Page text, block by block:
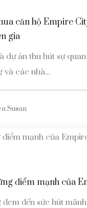
căn hộ Empire
gia
dự án thu hút sự
và các nhà...
Susan
điểm mạnh của
đến sức hút